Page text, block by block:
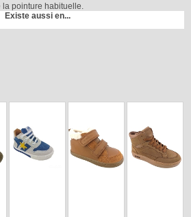
la pointure habituelle.
Existe aussi en...